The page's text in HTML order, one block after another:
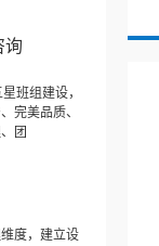
询
班组建设，
完美品质、
团
度，建立设